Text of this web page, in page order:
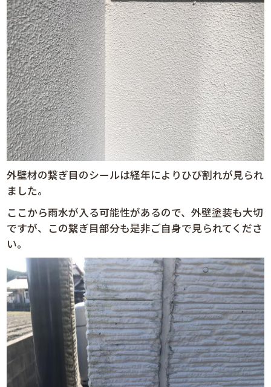
外壁材の繋ぎ目のシールは経年によりひび割れが見られ
ました。
ここから雨水が入る可能性があるので、外壁塗装も大切
ですが、この繋ぎ目部分も是非ご自身で見られてくださ
い。